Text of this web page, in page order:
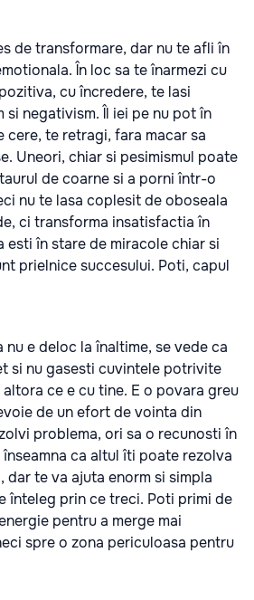
de transformare, dar nu te afli în
În loc sa te înarmezi cu
cu încredere, te lasi
si negativism. Îl iei pe nu pot în
cere, te retragi, fara macar sa
Uneori, chiar si pesimismul poate
de coarne si a porni într-o
nu te lasa coplesit de oboseala
ci transforma insatisfactia în
esti în stare de miracole chiar si
prielnice succesului. Poti, capul
e deloc la înaltime, se vede ca
si nu gasesti cuvintele potrivite
ce e cu tine. E o povara greu
de un efort de vointa din
problema, ori sa o recunosti în
ca altul îti poate rezolva
te va ajuta enorm si simpla
înteleg prin ce treci. Poti primi de
pentru a merge mai
spre o zona periculoasa pentru